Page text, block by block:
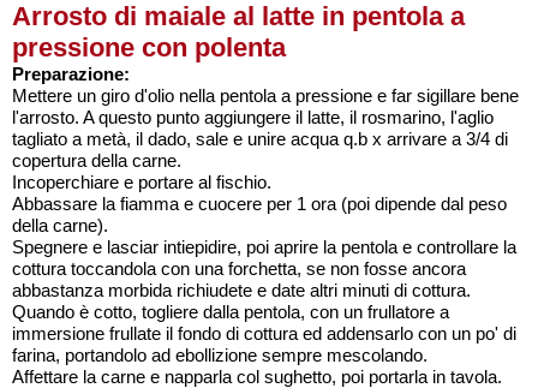
Arrosto di maiale al latte in pentola a
pressione con polenta
Preparazione:
Mettere un giro d'olio nella pentola a pressione e far sigillare bene
l'arrosto. A questo punto aggiungere il latte, il rosmarino, l'aglio
tagliato a metà, il dado, sale e unire acqua q.b x arrivare a 3/4 di
copertura della carne.
Incoperchiare e portare al fischio.
Abbassare la fiamma e cuocere per 1 ora (poi dipende dal peso
della carne).
Spegnere e lasciar intiepidire, poi aprire la pentola e controllare la
cottura toccandola con una forchetta, se non fosse ancora
abbastanza morbida richiudete e date altri minuti di cottura.
Quando è cotto, togliere dalla pentola, con un frullatore a
immersione frullate il fondo di cottura ed addensarlo con un po' di
farina, portandolo ad ebollizione sempre mescolando.
Affettare la carne e napparla col sughetto, poi portarla in tavola.